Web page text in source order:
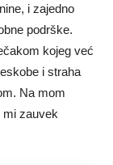
i zajedno
podrške.
kojeg već
i straha
Na mom
mi zauvek